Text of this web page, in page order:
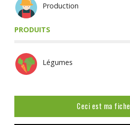
Production
PRODUITS
Légumes
Ceci est ma fiche